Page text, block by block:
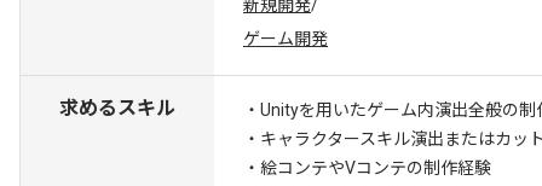
新規開発/
ゲーム開発
求めるスキル
・Unityを用いたゲーム内演出全般の
・キャラクタースキル演出またはカッ
・絵コンテやVコンテの制作経験